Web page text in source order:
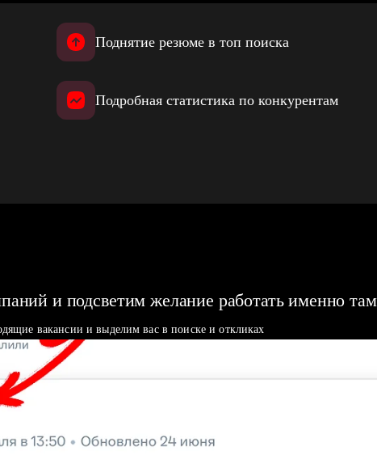
Поднятие резюме в топ поиска
Подробная статистика по конкурентам
и подсветим желание работать именно там
вакансии и выделим вас в поиске и откликах